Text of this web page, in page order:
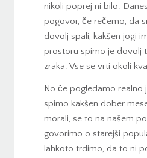
nikoli poprej ni bilo.
pogovor, če rečemo, da
dovolj spali, kakšen jogi
prostoru spimo je dovolj
zraka. Vse se vrti okoli
No če pogledamo realno
spimo kakšen dober
morali, se to na našem
govorimo o starejši
lahkoto trdimo, da to ni